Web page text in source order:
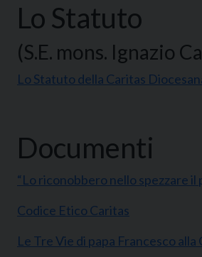
Lo Statuto
(S.E. mons. Ignazio
Lo Statuto della Caritas
Documenti
“Lo riconobbero nello spezzare il
Codice Etico Caritas
Le Tre Vie di papa Francesco alla